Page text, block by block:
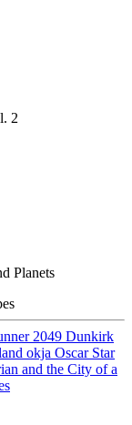
2
Planets
2049 Dunkirk
okja Oscar Star
and the City of a